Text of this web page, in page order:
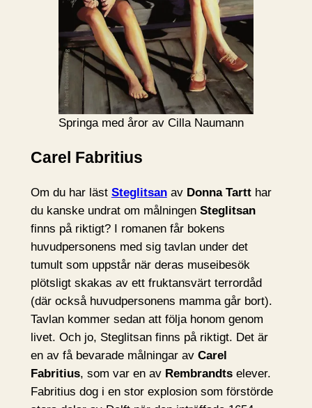
Springa med åror av Cilla Naumann
Carel Fabritius
Om du har läst Steglitsanav Donna Tartthar
du kanske undrat om målningen Steglitsan
finns på riktigt? I romanen får bokens
huvudpersonens med sig tavlan under det
tumult som uppstår när deras museibesök
plötsligt skakas av ett fruktansvärt terrordåd
(där också huvudpersonens mamma går bort).
Tavlan kommer sedan att följa honom genom
livet. Och jo, Steglitsan finns på riktigt. Det är
en av få bevarade målningar av Carel
Fabritius, som var en av Rembrandtselever.
Fabritius dog i en stor explosion som förstörde